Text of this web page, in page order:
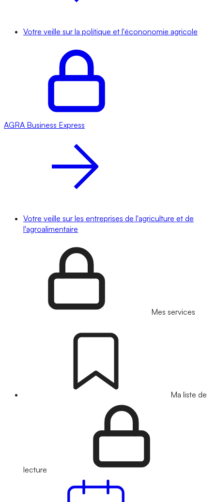
Votre veille sur la politique et l'écononomie agricole
AGRA Business Express
Votre veille sur les entreprises de l'agriculture et de
l'agroalimentaire
Mes services
Ma liste de
lecture